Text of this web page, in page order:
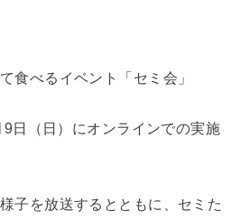
食べるイベント「セミ会」
日（日）にオンラインでの実施
子を放送するとともに、セミた